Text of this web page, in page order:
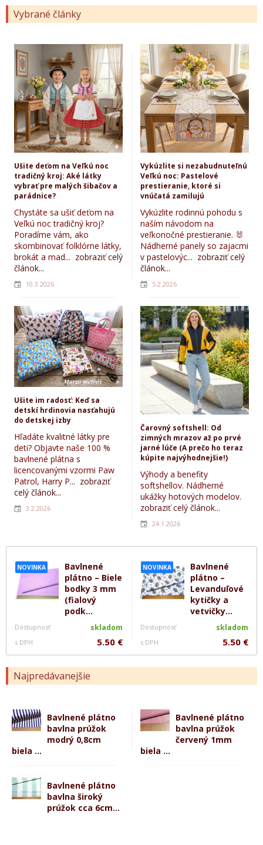
NOVINKA
Bavlnené
plátno – Biele
bodky 3 mm
(fialový
podk...
Dostupnosť skladom
s DPH 5.50 €
NOVINKA
Bavlnené
plátno –
Levanduľové
kytičky a
vetvičky...
Dostupnosť skladom
s DPH 5.50 €
Najpredávanejšie
Bavlnené plátno
bavlna prúžok
modrý 0,8cm
biela ...
Bavlnené plátno
bavlna prúžok
červený 1mm
biela ...
Bavlnené plátno
bavlna široký
prúžok cca 6cm...
Vybrané články
Ušite deťom na Veľkú noc
tradičný kroj: Aké látky
vybrať pre malých šibačov a
parádnice?
Chystáte sa ušiť deťom na
Veľkú noc tradičný kroj?
Poradíme vám, ako
skombinovať folklórne látky,
brokát a mad... zobraziť celý
článok...
10.3.2026
Vykúzlite si nezabudnuteľnú
Veľkú noc: Pastelové
prestieranie, ktoré si
vnúčatá zamilujú
Vykúzlite rodinnú pohodu s
naším návodom na
veľkonočné prestieranie. 🐰
Nádherné panely so zajacmi
v pastelovýc... zobraziť celý
článok...
5.2.2026
Ušite im radosť: Keď sa
detskí hrdinovia nasťahujú
do detskej izby
Hľadáte kvalitné látky pre
deti? Objavte naše 100 %
bavlnené plátna s
licencovanými vzormi Paw
Patrol, Harry P... zobraziť
celý článok...
3.2.2026
Čarovný softshell: Od
zimných mrazov až po prvé
jarné lúče (A prečo ho teraz
kúpite najvýhodnejšie!)
Výhody a benefity
softshellov. Nádherné
ukážky hotových modelov.
zobraziť celý článok...
24.1.2026